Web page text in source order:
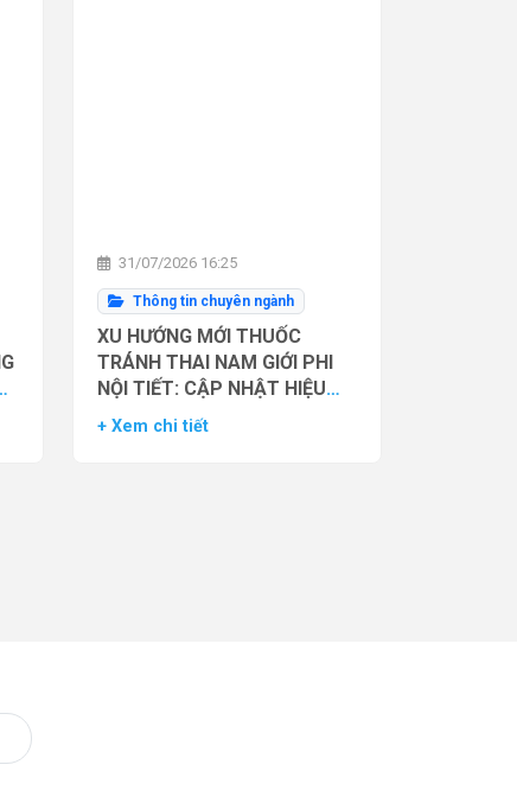
31/07/2026 16:25
Thông tin chuyên ngành
XU HƯỚNG MỚI THUỐC
TRÁNH THAI NAM GIỚI PHI
NỘI TIẾT: CẬP NHẬT HIỆU
QUẢ THỬ NGHIỆM LÂM
+ Xem chi tiết